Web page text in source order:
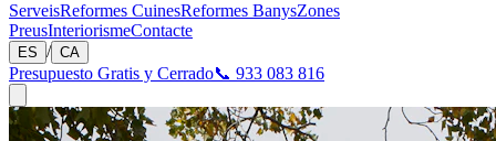
ServeisReformes CuinesReformes BanysZones
PreusInteriorismeContacte
ES / CA
Presupuesto Gratis y Cerrado📞 933 083 816